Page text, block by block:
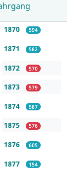
1870 594
1871 582
1872 570
1873 579
1874 587
1875 576
1876 605
1877 154